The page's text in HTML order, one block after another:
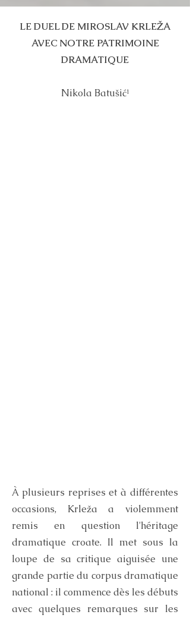
LE DUEL DE MIROSLAV KRLEŽA
AVEC NOTRE PATRIMOINE
DRAMATIQUE
Nikola Batušić¹
À plusieurs reprises et à différentes
occasions, Krleža a violemment
remis en question l'héritage
dramatique croate. Il met sous la
loupe de sa critique aiguisée une
grande partie du corpus dramatique
national : il commence dès les débuts
avec quelques remarques sur les